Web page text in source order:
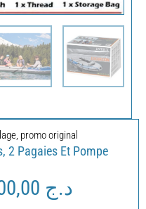
, promo original
2 Pagaies Et Pompe
د.ج